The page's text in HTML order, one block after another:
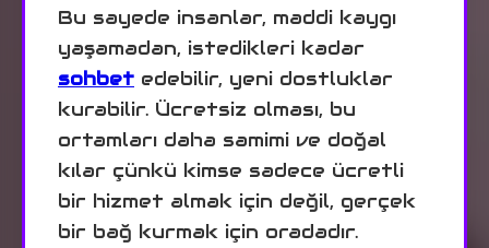
Bu sayede insanlar, maddi kaygı
yaşamadan, istedikleri kadar
sohbet edebilir, yeni dostluklar
kurabilir. Ücretsiz olması, bu
ortamları daha samimi ve doğal
kılar çünkü kimse sadece ücretli
bir hizmet almak için değil, gerçek
bir bağ kurmak için oradadır.